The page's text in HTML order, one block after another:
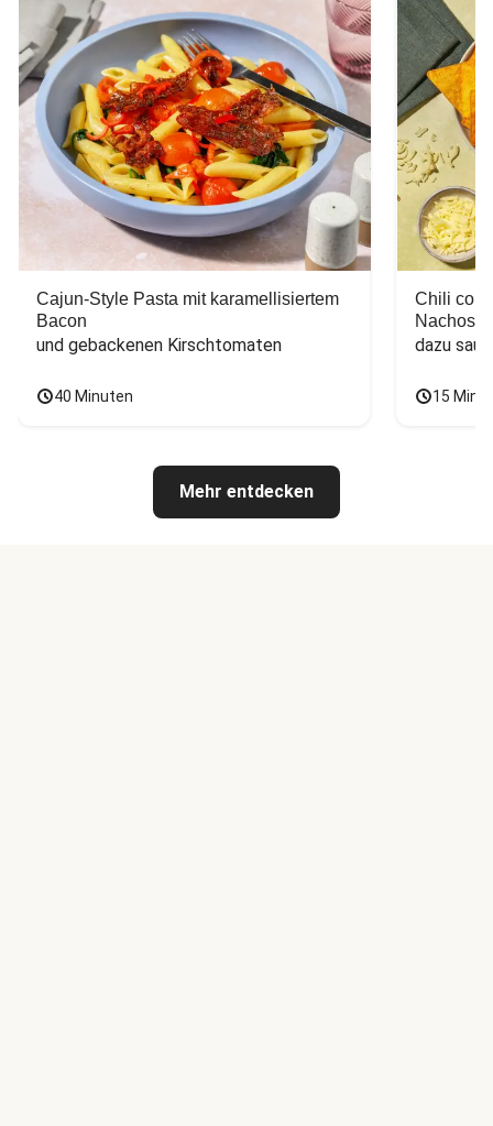
Cajun-Style Pasta mit karamellisiertem
Bacon
und gebackenen Kirschtomaten
40 Minuten
Chili con
Nachos
dazu
15
Mehr entdecken